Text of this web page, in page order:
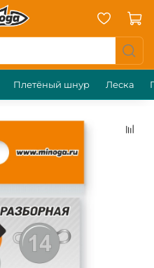
Плетёный шнур Леска